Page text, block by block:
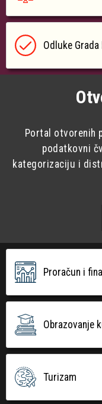
Odluke Grada
Portal otvorenih
podatkovni
kategorizaciju i
Proračun i
Obrazovanje
Turizam